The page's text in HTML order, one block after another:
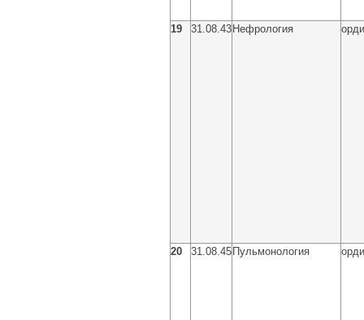
19 31.08.43 Нефрология
20 31.08.45 Пульмонология